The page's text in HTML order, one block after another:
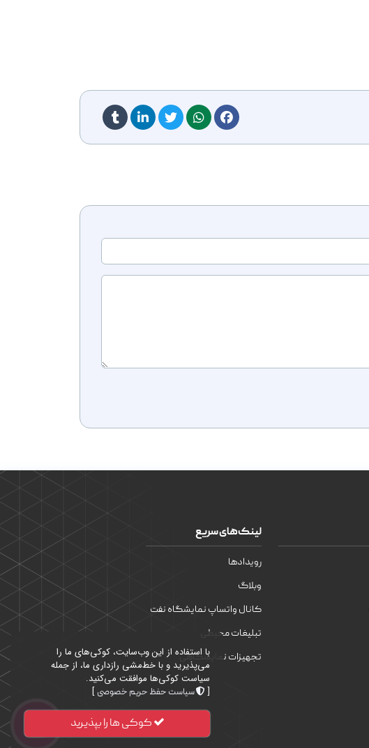
لینک‌های سریع
رویدادها
وبلاگ
کانال واتساپ نمایشگاه نفت
تبلیغات محیطی
تجهیزات نمایشگاهیبا استفاده از این وب‌سایت، کوکی‌های ما را
می‌پذیرید و با خط‌مشی رازداری ما، از جمله
سیاست کوکی‌ها موافقت می‌کنید.
[
سیاست حفظ حریم خصوصی ]
کوکی ها را بپذیرید